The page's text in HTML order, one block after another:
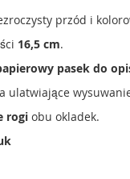
przód i
16,5 cm.
pasek do
ulatwiające
rogi obu okladek.